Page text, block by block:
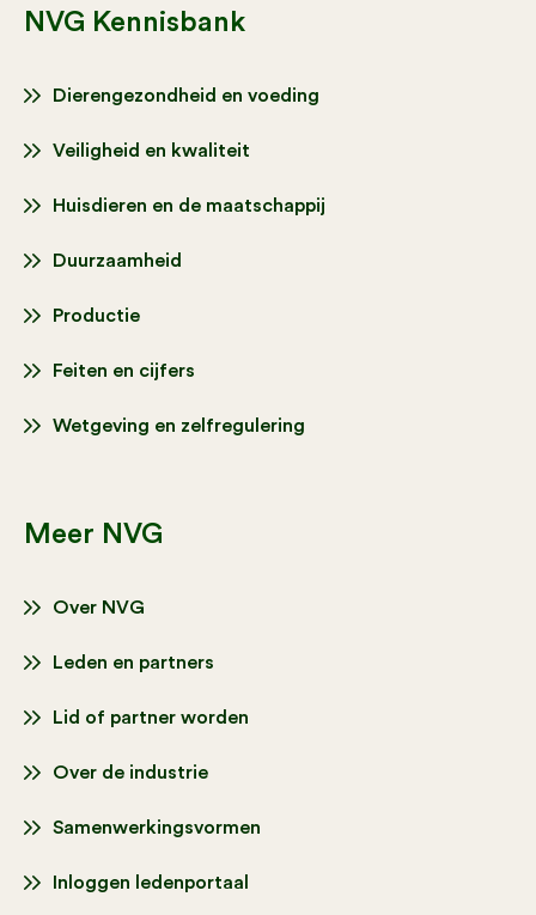
NVG Kennisbank
Dierengezondheid en voeding
Veiligheid en kwaliteit
Huisdieren en de maatschappij
Duurzaamheid
Productie
Feiten en cijfers
Wetgeving en zelfregulering
Meer NVG
Over NVG
Leden en partners
Lid of partner worden
Over de industrie
Samenwerkingsvormen
Inloggen ledenportaal